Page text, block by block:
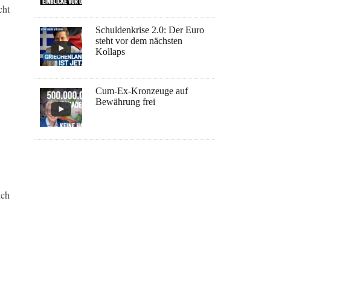
Schuldenkrise 2.0: Der Euro
steht vor dem nächsten
Kollaps
Cum-Ex-Kronzeuge auf
Bewährung frei